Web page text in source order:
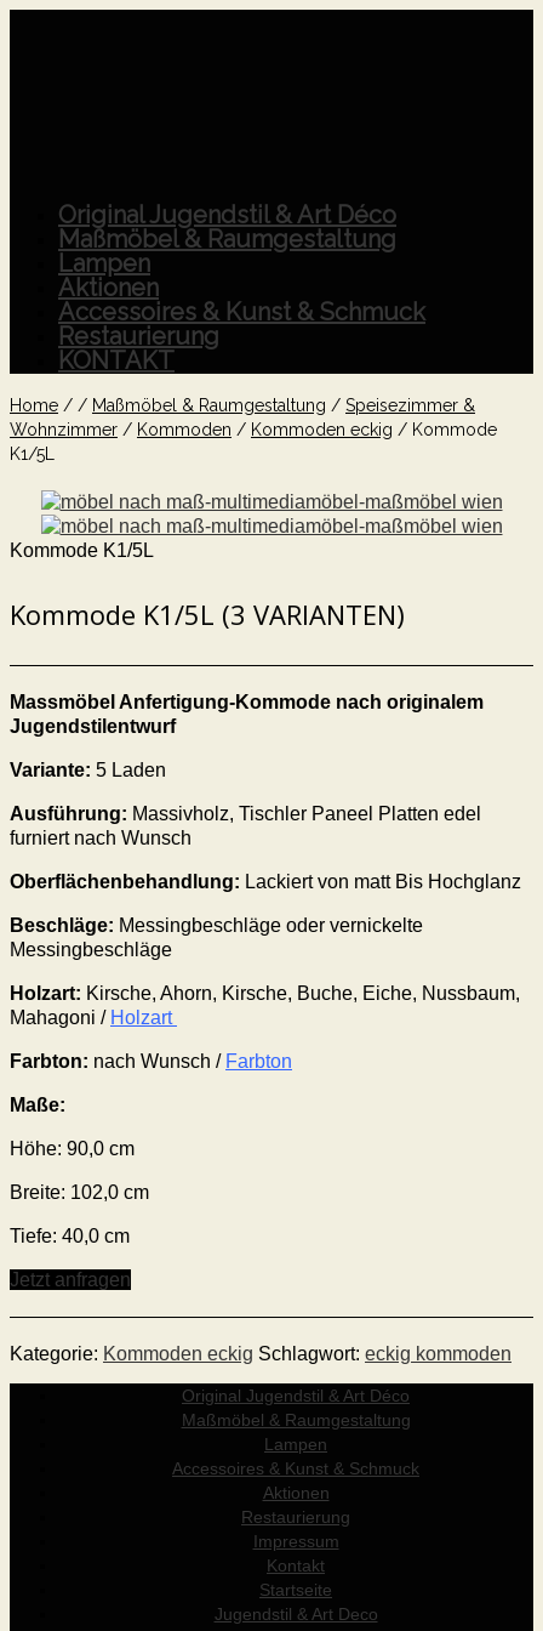
Original Jugendstil & Art Déco
Maßmöbel & Raumgestaltung
Lampen
Aktionen
Accessoires & Kunst & Schmuck
Restaurierung
KONTAKT
Home / / Maßmöbel & Raumgestaltung / Speisezimmer &
Wohnzimmer / Kommoden / Kommoden eckig / Kommode
K1/5L
Kommode K1/5L
Kommode K1/5L (3 VARIANTEN)
Massmöbel Anfertigung-Kommode nach originalem
Jugendstilentwurf
Variante: 5 Laden
Ausführung: Massivholz, Tischler Paneel Platten edel
furniert nach Wunsch
Oberflächenbehandlung: Lackiert von matt Bis Hochglanz
Beschläge: Messingbeschläge oder vernickelte
Messingbeschläge
Holzart: Kirsche, Ahorn, Kirsche, Buche, Eiche, Nussbaum,
Mahagoni / Holzart
Farbton: nach Wunsch / Farbton
Maße:
Höhe: 90,0 cm
Breite: 102,0 cm
Tiefe: 40,0 cm
Jetzt anfragen
Kategorie: Kommoden eckig Schlagwort: eckig kommoden
Original Jugendstil & Art Déco
Maßmöbel & Raumgestaltung
Lampen
Accessoires & Kunst & Schmuck
Aktionen
Restaurierung
Impressum
Kontakt
Startseite
Jugendstil & Art Deco